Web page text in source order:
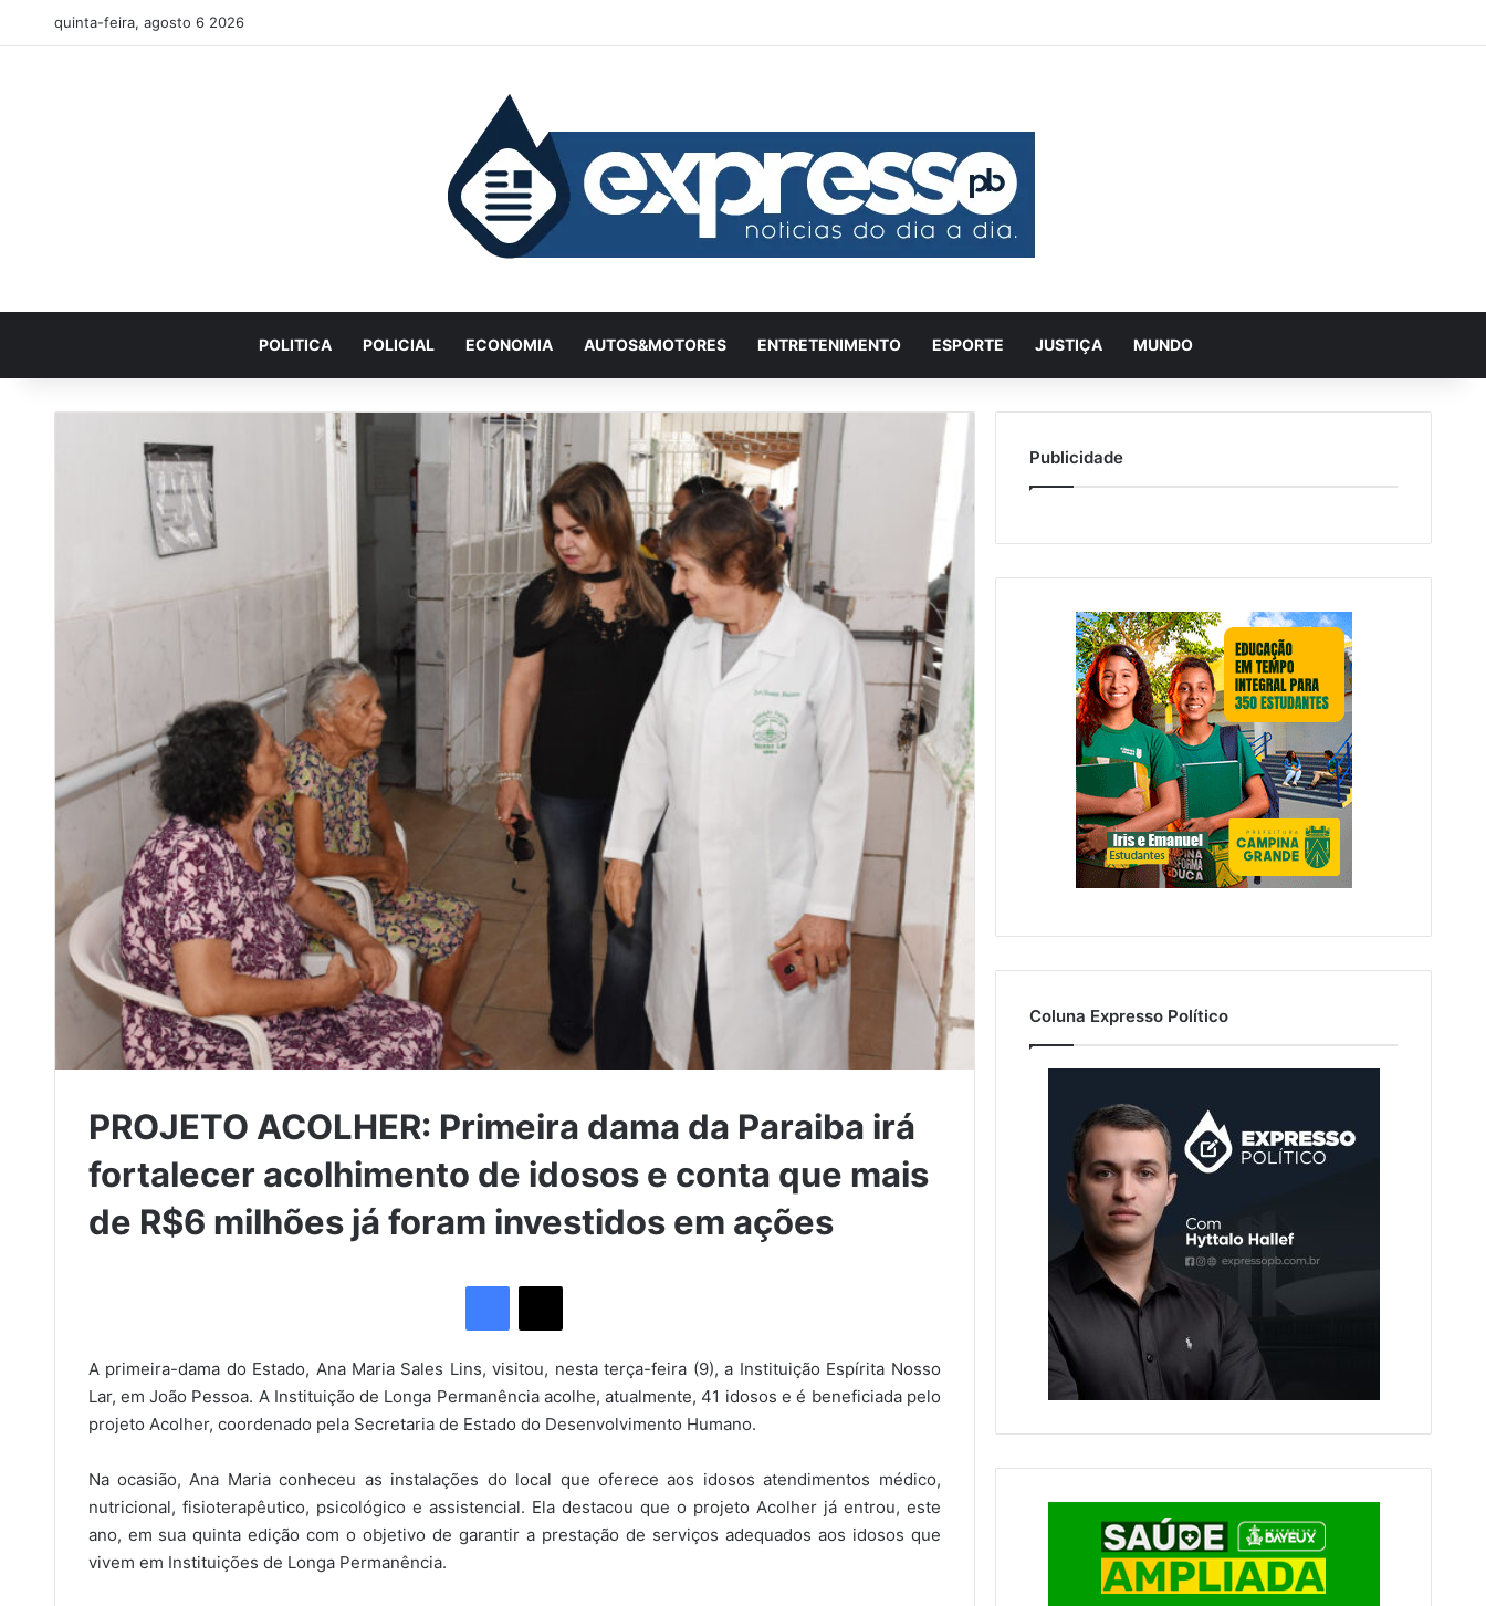
quinta-feira, agosto 6 2026
POLITICA POLICIAL ECONOMIA AUTOS&MOTORES ENTRETENIMENTO ESPORTE JUSTIÇA MUNDO
PROJETO ACOLHER: Primeira dama da Paraiba irá
fortalecer acolhimento de idosos e conta que mais
de R$6 milhões já foram investidos em ações
A primeira-dama do Estado, Ana Maria Sales Lins, visitou, nesta terça-feira (9), a Instituição Espírita Nosso
Lar, em João Pessoa. A Instituição de Longa Permanência acolhe, atualmente, 41 idosos e é beneficiada pelo
projeto Acolher, coordenado pela Secretaria de Estado do Desenvolvimento Humano.
Na ocasião, Ana Maria conheceu as instalações do local que oferece aos idosos atendimentos médico,
nutricional, fisioterapêutico, psicológico e assistencial. Ela destacou que o projeto Acolher já entrou, este
ano, em sua quinta edição com o objetivo de garantir a prestação de serviços adequados aos idosos que
vivem em Instituições de Longa Permanência.
Publicidade
Coluna Expresso Político